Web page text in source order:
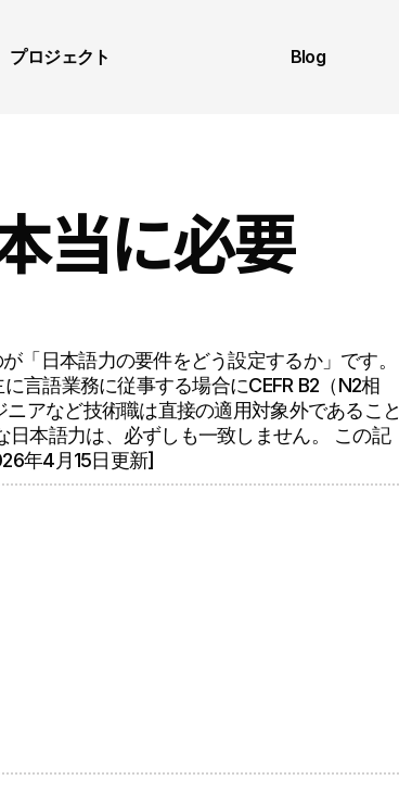
プロジェクト Blog
当に必要
「日本語力の要件をどう設定するか」です。
言語業務に従事する場合にCEFR B2（N2相
アなど技術職は直接の適用対象外であること
本語力は、必ずしも一致しません。 この記
年4月15日更新]